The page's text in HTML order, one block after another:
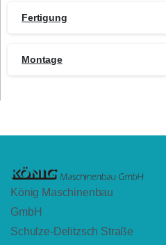
Fertigung
Montage
König Maschinenbau
GmbH
Schulze-Delitzsch Straße